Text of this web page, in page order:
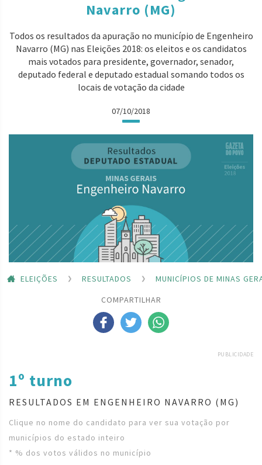
Navarro (MG)
Todos os resultados da apuração no município de Engenheiro
Navarro (MG) nas Eleições 2018: os eleitos e os candidatos
mais votados para presidente, governador, senador,
deputado federal e deputado estadual somando todos os
locais de votação da cidade
07/10/2018
ELEIÇÕES RESULTADOS
MUNICÍPIOS DE MINAS
COMPARTILHAR
PUBLICIDADE
1º turno
RESULTADOS EM ENGENHEIRO NAVARRO (MG)
Clique no nome do candidato para ver sua votação por
municípios do estado inteiro
* % dos votos válidos no município